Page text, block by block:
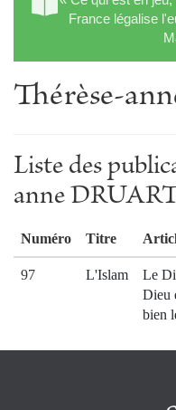
France légalise
Thérèse-
Liste des
anne
Numéro Titre
97 L'Islam
Le
Dieu
bien